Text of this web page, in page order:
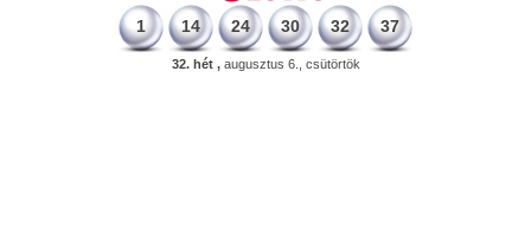
1 14 24 30 32 37
32. hét ,augusztus 6., csütörtök